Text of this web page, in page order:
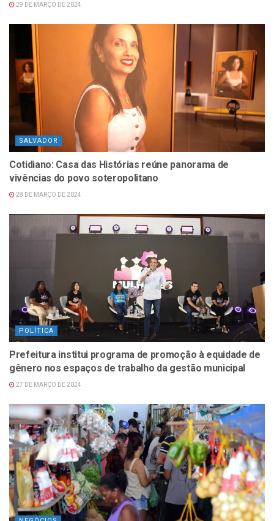
29 DE MARÇO DE 2024
SALVADOR
Cotidiano: Casa das Histórias reúne panorama de
vivências do povo soteropolitano
28 DE MARÇO DE 2024
POLÍTICA
Prefeitura institui programa de promoção à equidade de
gênero nos espaços de trabalho da gestão municipal
27 DE MARÇO DE 2024